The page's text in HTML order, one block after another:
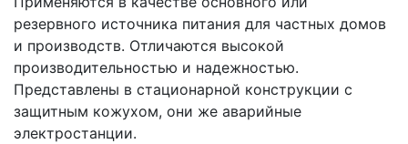
резервного источника питания для частных домов
и производств. Отличаются высокой
производительностью и надежностью.
Представлены в стационарной конструкции с
защитным кожухом, они же аварийные
электростанции.